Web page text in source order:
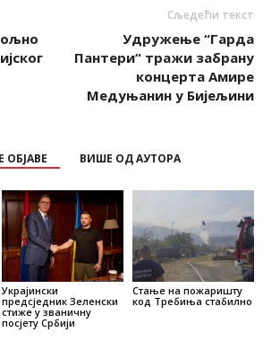
Сљедећи текст
Удружење “Гарда
Пантери“ тражи забрану
концерта Амире
Медуњанин у Бијељини
ОБЈАВЕ ВИШЕ ОД АУТОРА
Украјински
предсједник Зеленски
стиже у званичну
посјету Србији
Стање на пожаришту
код Требиња стабилно